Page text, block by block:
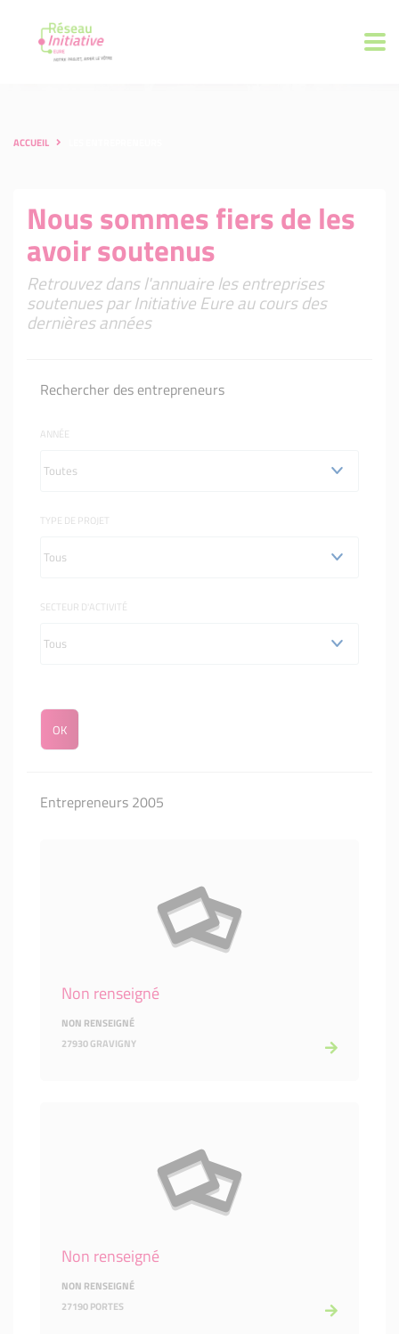
ACCUEIL
Nous sommes fiers de les
avoir soutenus
Retrouvez dans l'annuaire les entreprises
soutenues par Initiative Eure au cours des
dernières années
Rechercher des entrepreneurs
ANNÉE
TYPE DE PROJET
SECTEUR D'ACTIVITÉ
Entrepreneurs 2005
Non renseigné
NON RENSEIGNÉ
27930 GRAVIGNY
Non renseigné
NON RENSEIGNÉ
27190 PORTES